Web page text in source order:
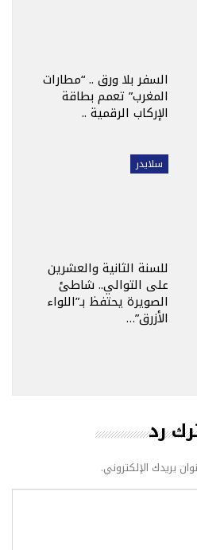
السفر بلا ورق .. “مطارات
المغرب” تعمم بطاقة
الإركاب الرقمية ..
سلايدر
للسنة الثانية والعشرين
على التوالي.. شاطئ
الصويرة يحتفظ بـ”اللواء
الأزرق”…
رد
بريدك الإلكتروني.